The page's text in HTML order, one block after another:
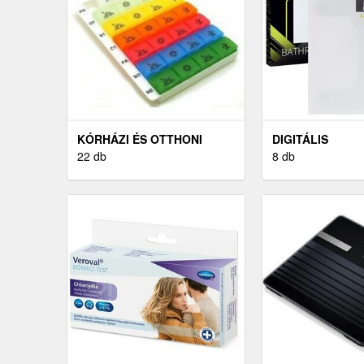
KÓRHÁZI ÉS OTTHONI
ÁPOLÁS
22 db
DIGITÁLIS
8 db